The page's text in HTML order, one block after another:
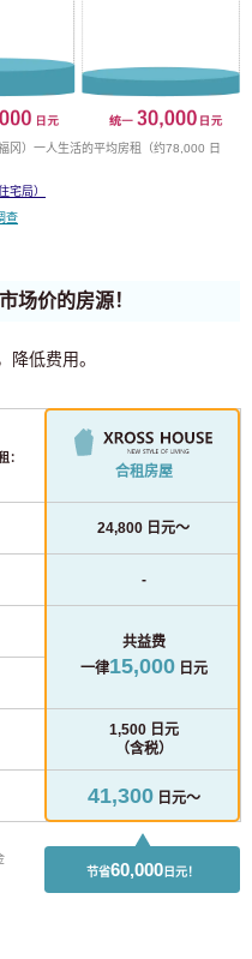
冈）一人生活的平均房租（约78,000 日
宅局）
查
场价的房源！
降低费用。
：
合租房屋
24,800 日元～
-
共益费
一律15,000日元
1,500 日元
（含税）
41,300日元～
节省60,000日元！